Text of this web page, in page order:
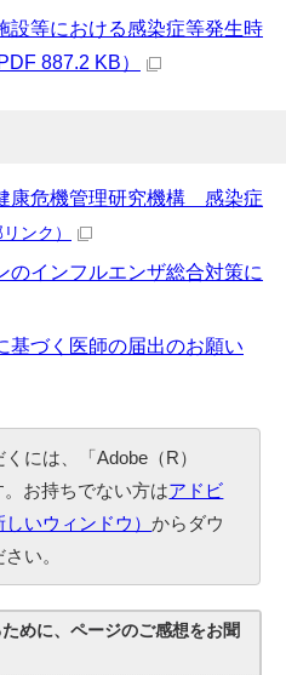
等における感染症等発生時
887.2 KB）
康危機管理研究機構 感染症
リンク）
インフルエンザ総合対策に
づく医師の届出のお願い
には、「Adobe（R）
お持ちでない方はアドビ
しいウィンドウ）からダウ
い。
めに、ページのご感想をお聞